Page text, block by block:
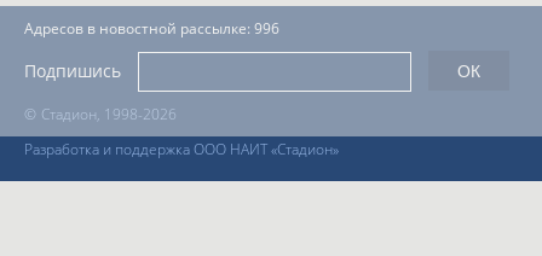
© Стадион, 1998-2026
Разработка и поддержка ООО НАИТ «Стадион»
Адресов в новостной рассылке: 996
Подпишись